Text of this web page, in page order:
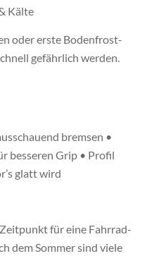
Kälte
oder erste Bodenfrost-
gefährlich werden.
bremsen •
besseren Grip • Profil
glatt wird
für eine Fahrrad-
dem Sommer sind viele